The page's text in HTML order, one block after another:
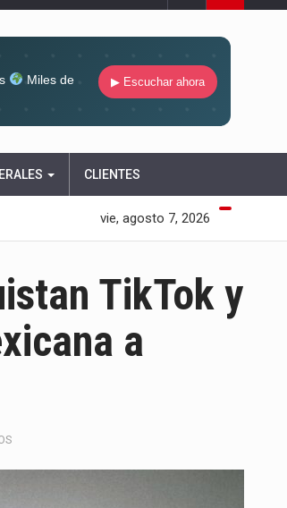
Miles de
▶ Escuchar ahora
CLIENTES
vie, agosto 7, 2026
TikTok y
a